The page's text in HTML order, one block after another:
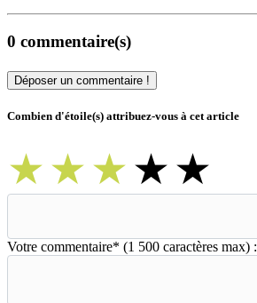
0 commentaire(s)
Déposer un commentaire !
Combien d'étoile(s) attribuez-vous à cet article
★★★★★
Votre commentaire* (1 500 caractères max) :